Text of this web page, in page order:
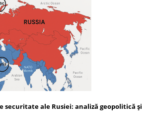
securitate ale Rusiei: analiză geopolitică și